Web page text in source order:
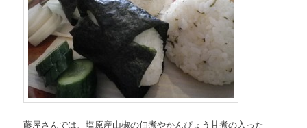
藤屋さんでは、塩原産山椒の佃煮やかんぴょう甘煮の入った